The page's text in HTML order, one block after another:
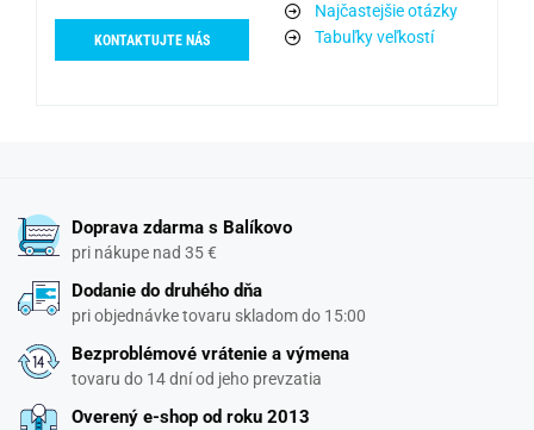
KONTAKTUJTE NÁS
Najčastejšie otázky
Tabuľky veľkostí
Doprava zdarma s Balíkovo
pri nákupe nad 35 €
Dodanie do druhého dňa
pri objednávke tovaru skladom do 15:00
Bezproblémové vrátenie a výmena
tovaru do 14 dní od jeho prevzatia
Overený e-shop od roku 2013